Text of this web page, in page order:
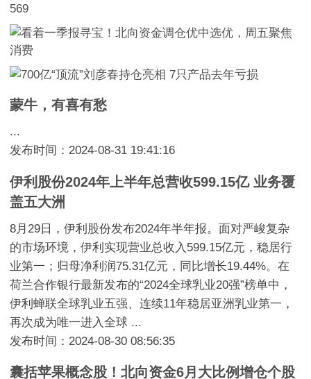
蒙牛，有喜有愁
...
发布时间：2024-08-31 19:41:16
伊利股份2024年上半年总营收599.15亿 业务覆
盖五大洲
8月29日，伊利股份发布2024年半年报。面对严峻复杂
的市场环境，伊利实现营业总收入599.15亿元，稳居行
业第一；归母净利润75.31亿元，同比增长19.44%。在
荷兰合作银行最新发布的“2024全球乳业20强”榜单中，
伊利蝉联全球乳业五强、连续11年稳居亚洲乳业第一，
再次成为唯一进入全球 ...
发布时间：2024-08-30 08:56:35
囊括苹果概念股！北向资金6月大比例增仓个股